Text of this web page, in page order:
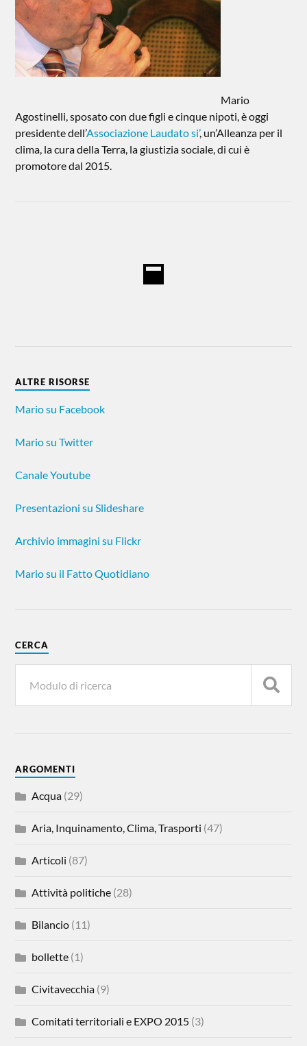
Mario
Agostinelli, sposato con due figli e cinque nipoti, è oggi
presidente dell’Associazione Laudato si’, un’Alleanza per il
clima, la cura della Terra, la giustizia sociale, di cui è
promotore dal 2015.
ALTRE RISORSE
Mario su Facebook
Mario su Twitter
Canale Youtube
Presentazioni su Slideshare
Archivio immagini su Flickr
Mario su il Fatto Quotidiano
CERCA
ARGOMENTI
Acqua (29)
Aria, Inquinamento, Clima, Trasporti (47)
Articoli (87)
Attività politiche (28)
Bilancio (11)
bollette (1)
Civitavecchia (9)
Comitati territoriali e EXPO 2015 (3)